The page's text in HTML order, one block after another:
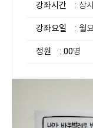
강좌시간 : 상시
강좌요일 : 월
정원 : 00명